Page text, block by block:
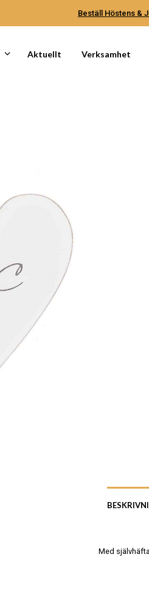
Beställ Höstens &
Aktuellt Verksamhet
Med